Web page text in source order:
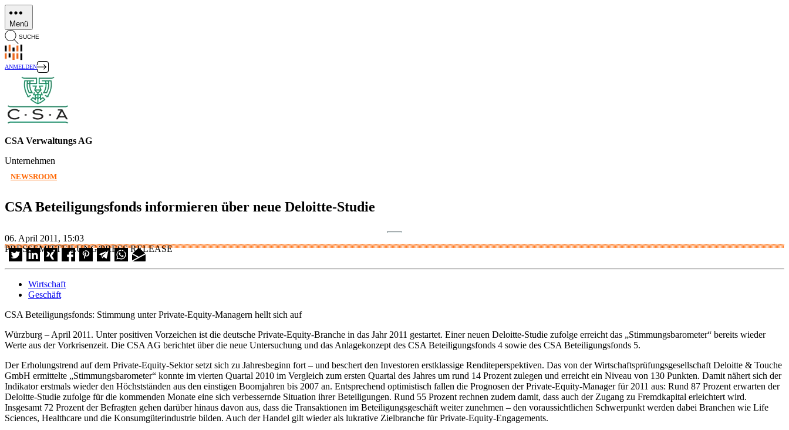
Direkt
zum
Inhalt
Menü
SUCHE
ANMELDEN
CSA Verwaltungs AG
Unternehmen
NEWSROOM
CSA Beteiligungsfonds informieren über neue Deloitte-Studie
06. April 2011, 15:03
PRESSEMITTEILUNG/PRESS RELEASE
Wirtschaft
Geschäft
CSA Beteiligungsfonds: Stimmung unter Private-Equity-Managern hellt sich auf
Würzburg – April 2011. Unter positiven Vorzeichen ist die deutsche Private-Equity-Branche in das Jahr 2011 gestartet. Einer neuen Deloitte-Studie zufolge erreicht das „Stimmungsbarometer“ bereits wieder
Werte aus der Vorkrisenzeit. Die CSA AG berichtet über die neue Untersuchung und das Anlagekonzept des CSA Beteiligungsfonds 4 sowie des CSA Beteiligungsfonds 5.
Der Erholungstrend auf dem Private-Equity-Sektor setzt sich zu Jahresbeginn fort – und beschert den Investoren erstklassige Renditeperspektiven. Das von der Wirtschaftsprüfungsgesellschaft Deloitte & Touche
GmbH ermittelte „Stimmungsbarometer“ konnte im vierten Quartal 2010 im Vergleich zum ersten Quartal des Jahres um rund 14 Prozent zulegen und erreicht ein Niveau von 130 Punkten. Damit nähert sich der
Indikator erstmals wieder den Höchstständen aus den einstigen Boomjahren bis 2007 an. Entsprechend optimistisch fallen die Prognosen der Private-Equity-Manager für 2011 aus: Rund 87 Prozent erwarten der
Deloitte-Studie zufolge für die kommenden Monate eine sich verbessernde Situation ihrer Beteiligungen. Rund 55 Prozent rechnen zudem damit, dass auch der Zugang zu Fremdkapital erleichtert wird.
Insgesamt 72 Prozent der Befragten gehen darüber hinaus davon aus, dass die Transaktionen im Beteiligungsgeschäft weiter zunehmen – den voraussichtlichen Schwerpunkt werden dabei Branchen wie Life
Sciences, Healthcare und die Konsumgüterindustrie bilden. Auch der Handel gilt wieder als lukrative Zielbranche für Private-Equity-Engagements.